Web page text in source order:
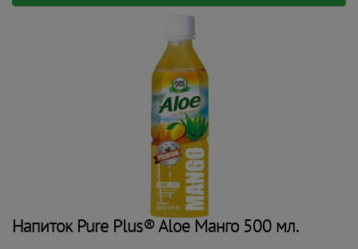
Напиток Pure Plus® Aloe Манго 500 мл.